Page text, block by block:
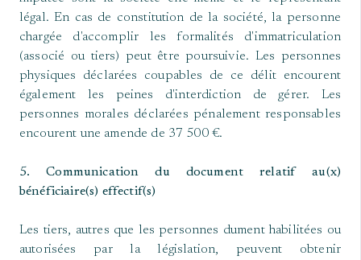
légal. En cas de constitution de la société, la personne
chargée d'accomplir les formalités d'immatriculation
(associé ou tiers) peut être poursuivie. Les personnes
physiques déclarées coupables de ce délit encourent
également les peines d'interdiction de gérer. Les
personnes morales déclarées pénalement responsables
encourent une amende de 37 500 €.
5. Communication du document relatif au(x)
bénéficiaire(s) effectif(s)
Les tiers, autres que les personnes dument habilitées ou
autorisées par la législation, peuvent obtenir